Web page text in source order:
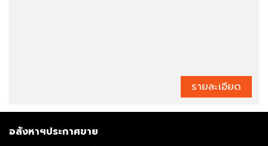
รายละเอียด
อสังหาฯประกาศขาย